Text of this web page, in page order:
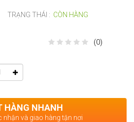
TRẠNG THÁI : CÒN HÀNG
(0)
HÀNG NHANH
nhận và giao hàng tận nơi